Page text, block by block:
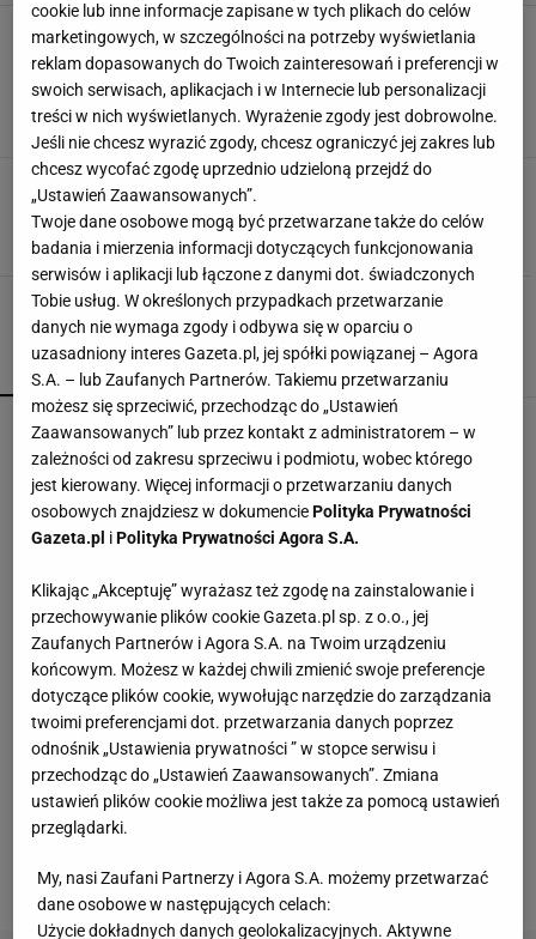
Co wybrać zamiast płytek w łazience? Ten
patent jest tani, ale nowoczesny. Podbije
trendy w 2025 roku
ARANŻACJA ŁAZIENKI
BATERIE ŁAZIENKOWE
CERAMIKA ŁAZIENKOWA
PŁYTKI ŁAZIENKOWE
Ceramika łazienkowa Catino - u źródeł tradycji
CERAMIKA ŁAZIENKOWA
POPULARNE NAJNOWSZE
Fotopułapka przyłapie każdego, kto odwiedza
ogród w nocy. I sarnę, i złodzieja
Kochały je nasze babcie. Garnki żeliwne są
niezastąpione w letniej i jesiennej kuchni
Nie czekaj, aż będzie za późno. To może
oznaczać, że szkoła przestała służyć dziecku
MATERIAŁ PROMOCYJNY
Vintage gramofony wracają do łask. Polacy na
nowo pokochali vinyle
cookie lub inne informacje zapisane w tych plikach do celów
marketingowych, w szczególności na potrzeby wyświetlania
reklam dopasowanych do Twoich zainteresowań i preferencji w
swoich serwisach, aplikacjach i w Internecie lub personalizacji
treści w nich wyświetlanych. Wyrażenie zgody jest dobrowolne.
Jeśli nie chcesz wyrazić zgody, chcesz ograniczyć jej zakres lub
chcesz wycofać zgodę uprzednio udzieloną przejdź do
„Ustawień Zaawansowanych”.
Twoje dane osobowe mogą być przetwarzane także do celów
badania i mierzenia informacji dotyczących funkcjonowania
serwisów i aplikacji lub łączone z danymi dot. świadczonych
Tobie usług. W określonych przypadkach przetwarzanie
danych nie wymaga zgody i odbywa się w oparciu o
uzasadniony interes Gazeta.pl, jej spółki powiązanej – Agora
S.A. – lub Zaufanych Partnerów. Takiemu przetwarzaniu
możesz się sprzeciwić, przechodząc do „Ustawień
Zaawansowanych” lub przez kontakt z administratorem – w
zależności od zakresu sprzeciwu i podmiotu, wobec którego
jest kierowany. Więcej informacji o przetwarzaniu danych
osobowych znajdziesz w dokumenciePolityka Prywatności
Gazeta.pl iPolityka Prywatności Agora S.A.
Klikając „Akceptuję” wyrażasz też zgodę na zainstalowanie i
przechowywanie plików cookie Gazeta.pl sp. z o.o., jej
Zaufanych Partnerów i Agora S.A. na Twoim urządzeniu
końcowym. Możesz w każdej chwili zmienić swoje preferencje
dotyczące plików cookie, wywołując narzędzie do zarządzania
twoimi preferencjami dot. przetwarzania danych poprzez
odnośnik „Ustawienia prywatności ” w stopce serwisu i
przechodząc do „Ustawień Zaawansowanych”. Zmiana
ustawień plików cookie możliwa jest także za pomocą ustawień
przeglądarki.
My, nasi Zaufani Partnerzy i Agora S.A. możemy przetwarzać
dane osobowe w następujących celach:
Użycie dokładnych danych geolokalizacyjnych. Aktywne